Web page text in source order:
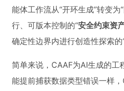
能体工作流从“开环生成”转变
行、可版本控制的“安全约束资
确定性边界内进行创造性探索的
简单来说，CAAF为AI生成的工
能提前捕获数据类型错误一样